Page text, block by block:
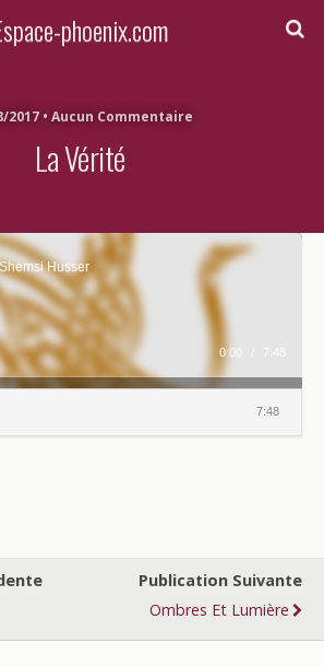
phoenix.com
2017 • Aucun Commentaire
La Vérité
Shemsi Husser
0:00 7:48
7:48
Publication Suivante
Ombres Et Lumière